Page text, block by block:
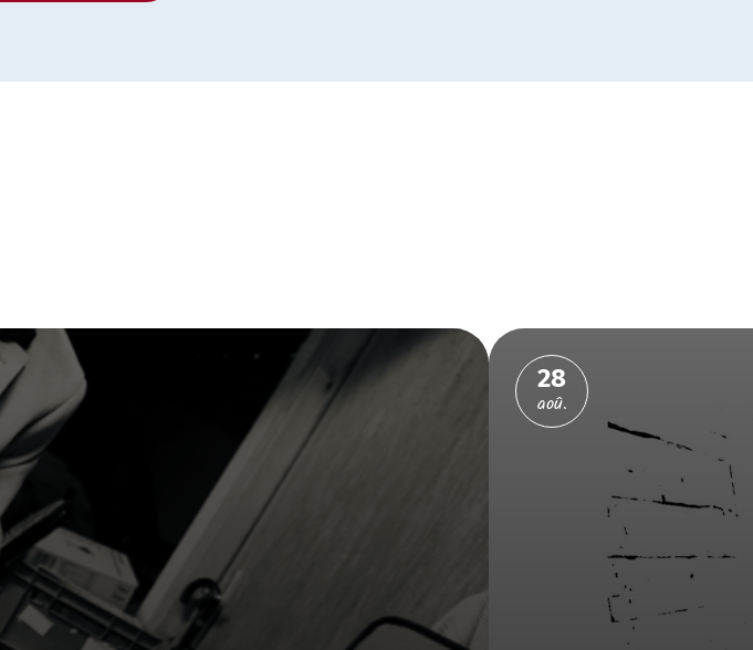
28
aoû.